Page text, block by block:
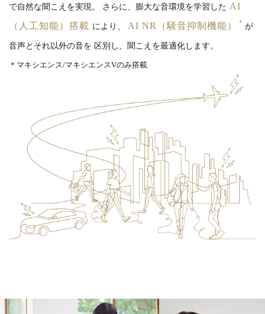
で自然な聞こえを実現。 さらに、膨大な音環境を学習した AI
（人工知能）搭載 により、 AI NR（騒音抑制機能） ＊ が
音声とそれ以外の音を 区別し、聞こえを最適化します。
＊マキシエンス/マキシエンスVのみ搭載